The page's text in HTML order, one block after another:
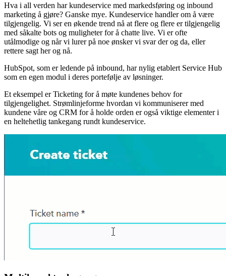
Hva i all verden har kundeservice med markedsføring og inbound
marketing å gjøre? Ganske mye. Kundeservice handler om å være
tilgjengelig. Vi ser en økende trend nå at flere og flere er tilgjengelig
med såkalte bots og muligheter for å chatte live. Vi er ofte
utålmodige og når vi lurer på noe ønsker vi svar der og da, eller
rettere sagt her og nå.
HubSpot, som er ledende på inbound, har nylig etablert Service Hub
som en egen modul i deres portefølje av løsninger.
Et eksempel er Ticketing for å møte kundenes behov for
tilgjengelighet. Strømlinjeforme hvordan vi kommuniserer med
kundene våre og CRM for å holde orden er også viktige elementer i
en heltehetlig tankegang rundt kundeservice.